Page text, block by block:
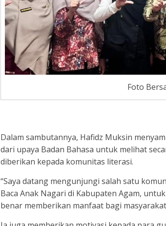
Foto
Dalam sambutannya, Hafidz Muksin
dari upaya Badan Bahasa untuk melihat
diberikan kepada komunitas literasi.
“Saya datang mengunjungi salah satu
Baca Anak Nagari di Kabupaten Agam,
benar memberikan manfaat bagi